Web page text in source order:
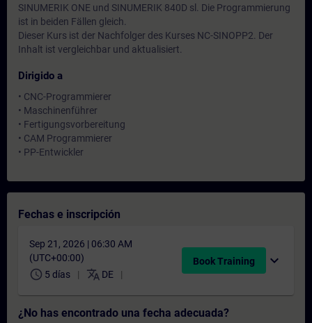
SINUMERIK ONE und SINUMERIK 840D sl. Die Programmierung
ist in beiden Fällen gleich.
Dieser Kurs ist der Nachfolger des Kurses NC-SINOPP2. Der
Inhalt ist vergleichbar und aktualisiert.
Dirigido a
• CNC-Programmierer
• Maschinenführer
• Fertigungsvorbereitung
• CAM Programmierer
• PP-Entwickler
Fechas e inscripción
Sep 21, 2026 | 06:30 AM
(UTC+00:00)
schedule 5 días translate DE
Book Training expand_more
¿No has encontrado una fecha adecuada?